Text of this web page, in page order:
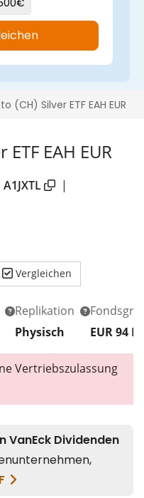
EAH EUR
A1JXTL
|
Vergleichen
Replikation
Physisch
EUR 94
Vertriebszulassung